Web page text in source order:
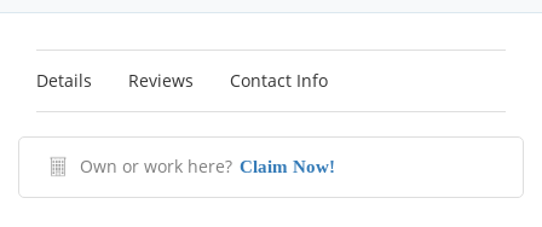
Details Reviews Contact Info
Own or work here? Claim Now!